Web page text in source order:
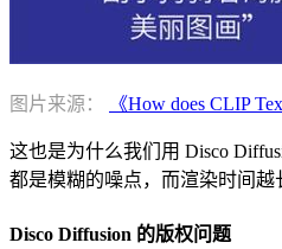
图片来源： 《How does CLIP
这也是为什么我们用 Disco
都是模糊的噪点，而渲染时间越
Disco Diffusion 的版权问题